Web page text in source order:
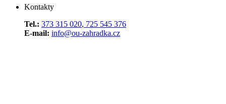
Kontakty
Tel.: 373 315 020, 725 545 376
E-mail: info@ou-zahradka.cz